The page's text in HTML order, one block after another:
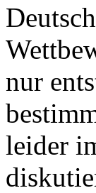
nur
leider